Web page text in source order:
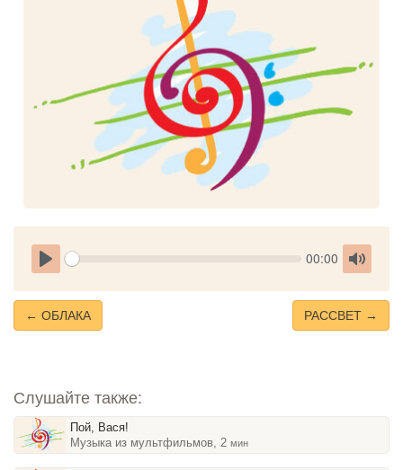
Play
Current
00:00
Toggle
← ОБЛАКА РАССВЕТ →
Слушайте также:
Пой, Вася!
Музыка из мультфильмов, 2мин